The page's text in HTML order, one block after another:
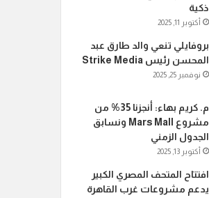
ذكية
أكتوبر 11, 2025
بروفايلي تنعي والد طارق عبد
المحسن رئيس Strike Media
نوفمبر 25, 2025
م. كريم بهاء: أنجزنا 35% من
مشروع Mars Mall ونسابق
الجدول الزمني
أكتوبر 13, 2025
افتتاح المتحف المصري الكبير
يدعم مشروعات غرب القاهرة